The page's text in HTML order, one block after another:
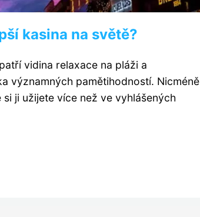
kasina na světě?
vidina relaxace na pláži a
významných pamětihodností. Nicméně
ji užijete více než ve vyhlášených